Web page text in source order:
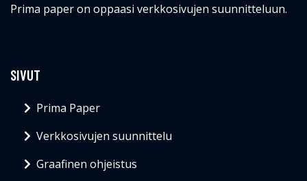
Prima paper on oppaasi verkkosivujen suunnitteluun.
SIVUT
Prima Paper
Verkkosivujen suunnittelu
Graafinen ohjeistus